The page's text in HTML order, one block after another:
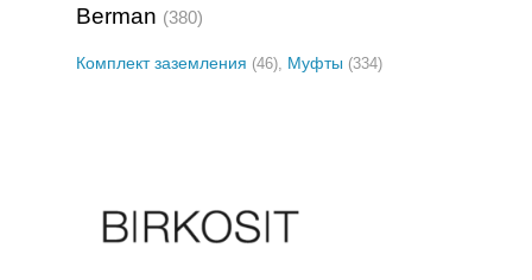
Berman (380)
Комплект заземления (46), Муфты (334)